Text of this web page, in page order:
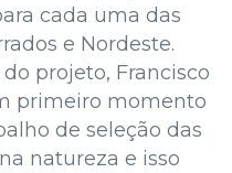
cada uma das
e Nordeste.
projeto, Francisco
primeiro momento
de seleção das
natureza e isso